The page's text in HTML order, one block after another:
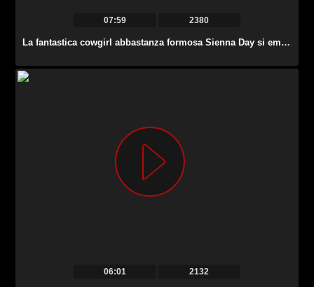
07:59 2380
La fantastica cowgirl abbastanza formosa Sienna Day si emoziona durante il rapporto bollente.
06:01 2132